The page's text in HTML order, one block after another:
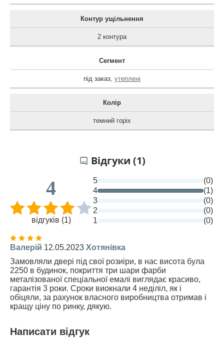
Контур ущільнення
2 контура
Сегмент
під заказ утеплені
Колір
темний горіх
Відгуки (1)
4
відгуків (1)
5
(0)
4
(1)
3
(0)
2
(0)
1
(0)
Валерій 12.05.2023 Хотянівка
Замовляли двері під свої розиіри, в нас висота була
2250 в будинок, покриття три шари фарби
металізованої спеціальної емалі виглядає красиво,
гарантія 3 роки. Сроки виокнали 4 неділіл, як і
обіцяли, за рахунок власного виробництва отримав і
кращу ціну по ринку, дякую.
Написати відгук